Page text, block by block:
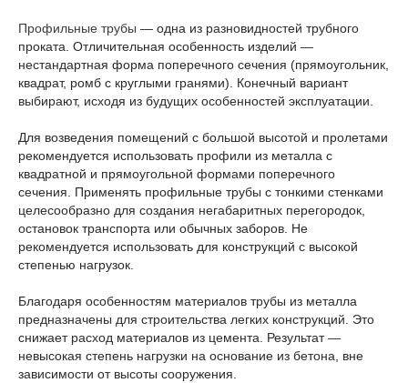
Профильные трубы — одна из разновидностей трубного
проката. Отличительная особенность изделий —
нестандартная форма поперечного сечения (прямоугольник,
квадрат, ромб с круглыми гранями). Конечный вариант
выбирают, исходя из будущих особенностей эксплуатации.
Для возведения помещений с большой высотой и пролетами
рекомендуется использовать профили из металла с
квадратной и прямоугольной формами поперечного
сечения. Применять профильные трубы с тонкими стенками
целесообразно для создания негабаритных перегородок,
остановок транспорта или обычных заборов. Не
рекомендуется использовать для конструкций с высокой
степенью нагрузок.
Благодаря особенностям материалов трубы из металла
предназначены для строительства легких конструкций. Это
снижает расход материалов из цемента. Результат —
невысокая степень нагрузки на основание из бетона, вне
зависимости от высоты сооружения.